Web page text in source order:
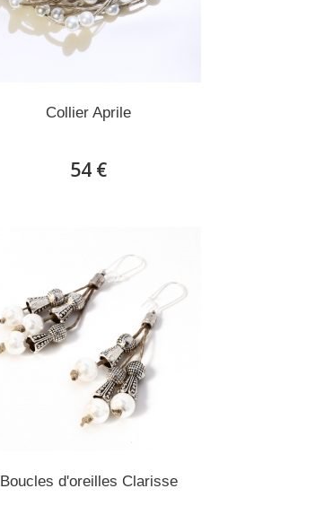
Collier Aprile
54 €
Boucles d'oreilles Clarisse